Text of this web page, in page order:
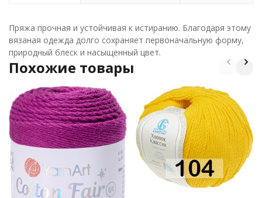
Пряжа прочная и устойчивая к истиранию. Благодаря этому
вязаная одежда долго сохраняет первоначальную форму,
природный блеск и насыщенный цвет.
Похожие товары